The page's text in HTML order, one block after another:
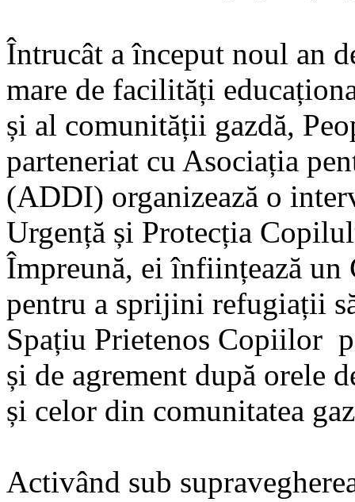
Întrucât a început noul an
mare de facilități
și al comunității gazdă,
parteneriat cu Asociația
(ADDI) organizează o
Urgență și Protecția
Împreună, ei înființează
pentru a sprijini refugiații
Spațiu Prietenos Copiilor
și de agrement după orele
și celor din comunitatea
Activând sub